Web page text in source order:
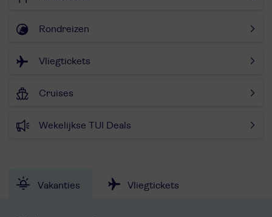
Rondreizen
Vliegtickets
Cruises
Wekelijkse TUI Deals
Vakanties Vliegtickets